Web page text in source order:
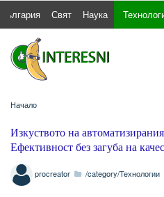
България Свят Наука
Начало
Изкуството на
Ефективност без загуба на
procreator /category/Технологии